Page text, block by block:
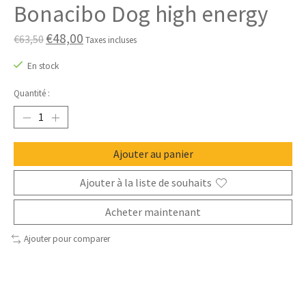
Bonacibo Dog high energy
€63,50 €48,00 Taxes incluses
En stock
Quantité :
Ajouter au panier
Ajouter à la liste de souhaits
Acheter maintenant
Ajouter pour comparer